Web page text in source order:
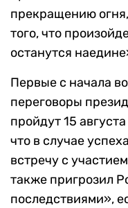
прекращению
того, что
останутся
Первые с начала
переговоры
пройдут 15
что в случае
встречу с
также пригрозил
последствиями»,